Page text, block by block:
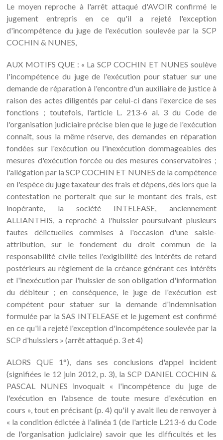
Le moyen reproche à l'arrêt attaqué d'AVOIR confirmé le
jugement entrepris en ce qu'il a rejeté l'exception
d'incompétence du juge de l'exécution soulevée par la SCP
COCHIN & NUNES,
AUX MOTIFS QUE : « La SCP COCHIN ET NUNES soulève
l'incompétence du juge de l'exécution pour statuer sur une
demande de réparation à l'encontre d'un auxiliaire de justice à
raison des actes diligentés par celui-ci dans l'exercice de ses
fonctions ; toutefois, l'article L. 213-6 al. 3 du Code de
l'organisation judiciaire précise bien que le juge de l'exécution
connaît, sous la même réserve, des demandes en réparation
fondées sur l'exécution ou l'inexécution dommageables des
mesures d'exécution forcée ou des mesures conservatoires ;
l'allégation par la SCP COCHIN ET NUNES de la compétence
en l'espèce du juge taxateur des frais et dépens, dès lors que la
contestation ne porterait que sur le montant des frais, est
inopérante, la société INTELEASE, anciennement
ALLIANTHIS, a reproché à l'huissier poursuivant plusieurs
fautes délictuelles commises à l'occasion d'une saisie-
attribution, sur le fondement du droit commun de la
responsabilité civile telles l'exigibilité des intérêts de retard
postérieurs au règlement de la créance générant ces intérêts
et l'inexécution par l'huissier de son obligation d'information
du débiteur ; en conséquence, le juge de l'exécution est
compétent pour statuer sur la demande d'indemnisation
formulée par la SAS INTELEASE et le jugement est confirmé
en ce qu'il a rejeté l'exception d'incompétence soulevée par la
SCP d'huissiers » (arrêt attaqué p. 3 et 4)
ALORS QUE 1°), dans ses conclusions d'appel incident
(signifiées le 12 juin 2012, p. 3), la SCP DANIEL COCHIN &
PASCAL NUNES invoquait « l'incompétence du juge de
l'exécution en l'absence de toute mesure d'exécution en
cours », tout en précisant (p. 4) qu'il y avait lieu de renvoyer à
« la condition édictée à l'alinéa 1 (de l'article L.213-6 du Code
de l'organisation judiciaire) savoir que les difficultés et les